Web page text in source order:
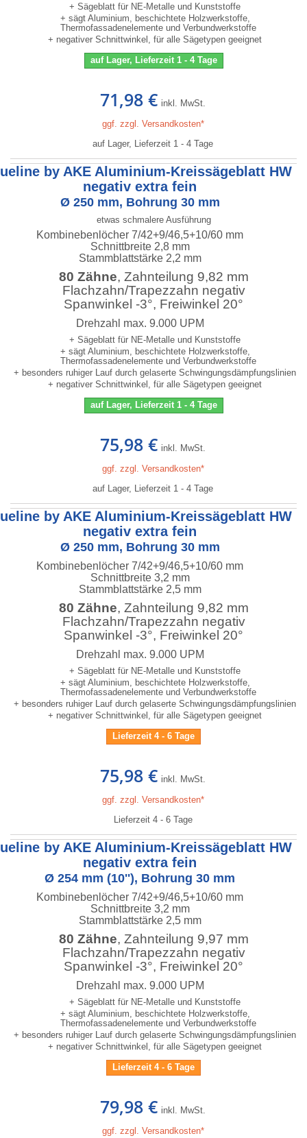
+ Sägeblatt für NE-Metalle und Kunststoffe
+ sägt Aluminium, beschichtete Holzwerkstoffe,
Thermofassadenelemente und Verbundwerkstoffe
+ negativer Schnittwinkel, für alle Sägetypen geeignet
auf Lager, Lieferzeit 1 - 4 Tage
71,98 € inkl. MwSt.
ggf. zzgl. Versandkosten*
auf Lager, Lieferzeit 1 - 4 Tage
by AKE Aluminium-Kreissägeblatt HW
negativ extra fein
Ø 250 mm, Bohrung 30 mm
etwas schmalere Ausführung
Kombinebenlöcher 7/42+9/46,5+10/60 mm
Schnittbreite 2,8 mm
Stammblattstärke 2,2 mm
80 Zähne, Zahnteilung 9,82 mm
Flachzahn/Trapezzahn negativ
Spanwinkel -3°, Freiwinkel 20°
Drehzahl max. 9.000 UPM
+ Sägeblatt für NE-Metalle und Kunststoffe
+ sägt Aluminium, beschichtete Holzwerkstoffe,
Thermofassadenelemente und Verbundwerkstoffe
+ besonders ruhiger Lauf durch gelaserte Schwingungsdämpfungslinien
+ negativer Schnittwinkel, für alle Sägetypen geeignet
auf Lager, Lieferzeit 1 - 4 Tage
75,98 € inkl. MwSt.
ggf. zzgl. Versandkosten*
auf Lager, Lieferzeit 1 - 4 Tage
by AKE Aluminium-Kreissägeblatt HW
negativ extra fein
Ø 250 mm, Bohrung 30 mm
Kombinebenlöcher 7/42+9/46,5+10/60 mm
Schnittbreite 3,2 mm
Stammblattstärke 2,5 mm
80 Zähne, Zahnteilung 9,82 mm
Flachzahn/Trapezzahn negativ
Spanwinkel -3°, Freiwinkel 20°
Drehzahl max. 9.000 UPM
+ Sägeblatt für NE-Metalle und Kunststoffe
+ sägt Aluminium, beschichtete Holzwerkstoffe,
Thermofassadenelemente und Verbundwerkstoffe
+ besonders ruhiger Lauf durch gelaserte Schwingungsdämpfungslinien
+ negativer Schnittwinkel, für alle Sägetypen geeignet
Lieferzeit 4 - 6 Tage
75,98 € inkl. MwSt.
ggf. zzgl. Versandkosten*
Lieferzeit 4 - 6 Tage
by AKE Aluminium-Kreissägeblatt HW
negativ extra fein
Ø 254 mm (10''), Bohrung 30 mm
Kombinebenlöcher 7/42+9/46,5+10/60 mm
Schnittbreite 3,2 mm
Stammblattstärke 2,5 mm
80 Zähne, Zahnteilung 9,97 mm
Flachzahn/Trapezzahn negativ
Spanwinkel -3°, Freiwinkel 20°
Drehzahl max. 9.000 UPM
+ Sägeblatt für NE-Metalle und Kunststoffe
+ sägt Aluminium, beschichtete Holzwerkstoffe,
Thermofassadenelemente und Verbundwerkstoffe
+ besonders ruhiger Lauf durch gelaserte Schwingungsdämpfungslinien
+ negativer Schnittwinkel, für alle Sägetypen geeignet
Lieferzeit 4 - 6 Tage
79,98 € inkl. MwSt.
ggf. zzgl. Versandkosten*